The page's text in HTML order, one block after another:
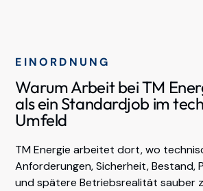
EINORDNUNG
Warum Arbeit bei TM
als ein Standardjob im
Umfeld
TM Energie arbeitet dort, wo
Anforderungen, Sicherheit, Bestand,
und spätere Betriebsrealität sauber